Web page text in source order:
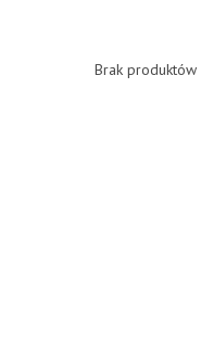
Brak produktów